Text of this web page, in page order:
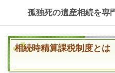
孤独死の遺産相続を専
相続時精算課税制度とは